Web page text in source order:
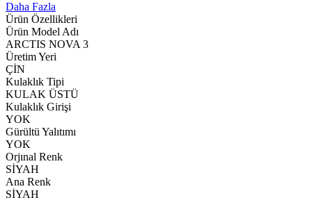
Daha Fazla
Ürün Özellikleri
Ürün Model Adı
ARCTIS NOVA 3
Üretim Yeri
ÇİN
Kulaklık Tipi
KULAK ÜSTÜ
Kulaklık Girişi
YOK
Gürültü Yalıtımı
YOK
Orjınal Renk
SİYAH
Ana Renk
SİYAH